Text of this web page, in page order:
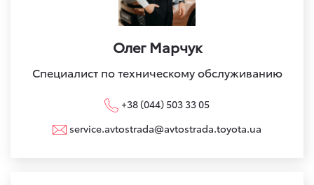
Олег Марчук
Специалист по техническому обслуживанию
+38 (044) 503 33 05
service.avtostrada@avtostrada.toyota.ua